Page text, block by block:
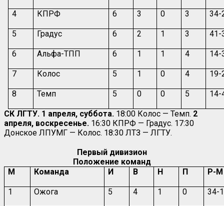
4 КПРФ 6 3 0 3 34-
5 Градус 6 2 1 3 41-
6 Альфа-ТПП 6 1 1 4 14-
7 Колос 5 1 0 4 19-
8 Темп 5 0 0 5 14-
СК ЛГТУ. 1 апреля, суббота. 18:00 Колос — Темп. 2
апреля, воскресенье. 16:30 КПРФ — Градус. 17:30
Донское ЛПУМГ — Колос. 18:30 ЛТЗ — ЛГТУ.
Первый дивизион
Положение команд
М
Команда И В Н П Р-М
1 Ожога 5 4 1 0 34-